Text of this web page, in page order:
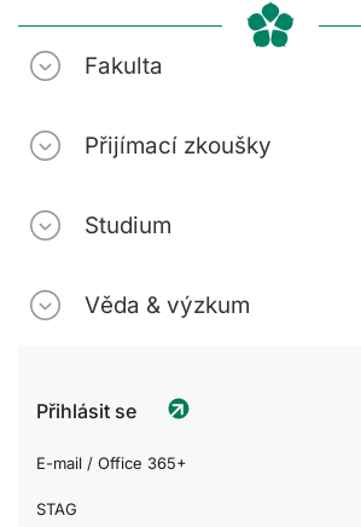
Fakulta
Přijímací zkoušky
Studium
Věda & výzkum
Přihlásit se
E-mail / Office 365+
STAG